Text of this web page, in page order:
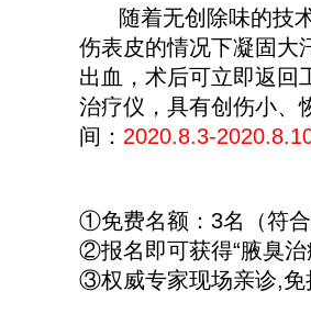
随着无创除味的技术
伤表皮的情况下凝固大
出血，术后可立即返回
治疗仪，具有创伤小、
间： 2020.8.3-
①免费名额：3名（符合
②报名即可获得“腋臭治
③权威专家现场亲诊,免